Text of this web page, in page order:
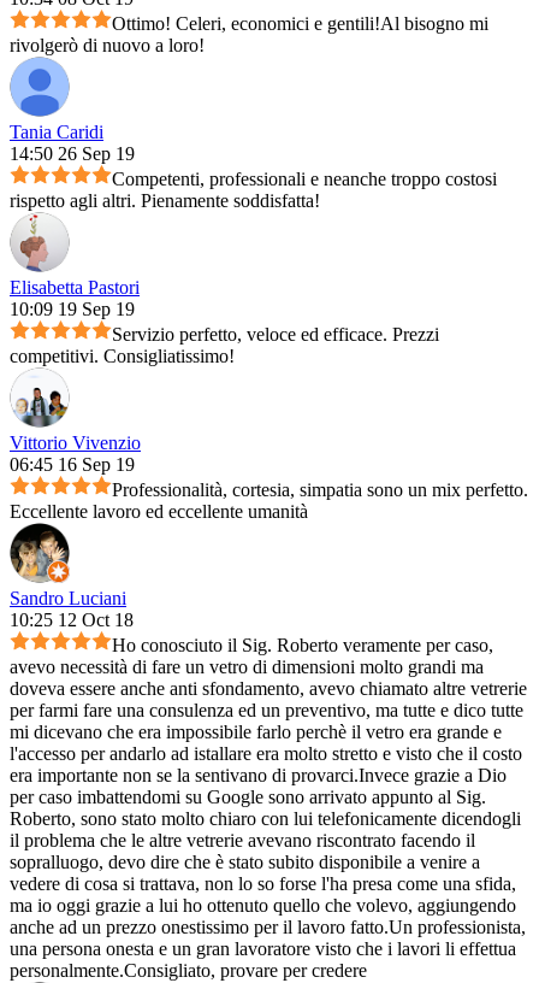
Ottimo! Celeri, economici e gentili!Al bisogno mi
rivolgerò di nuovo a loro!
Tania Caridi
14:50 26 Sep 19
Competenti, professionali e neanche troppo costosi
rispetto agli altri. Pienamente soddisfatta!
Elisabetta Pastori
10:09 19 Sep 19
Servizio perfetto, veloce ed efficace. Prezzi
competitivi. Consigliatissimo!
Vittorio Vivenzio
06:45 16 Sep 19
Professionalità, cortesia, simpatia sono un mix perfetto.
Eccellente lavoro ed eccellente umanità
Sandro Luciani
10:25 12 Oct 18
Ho conosciuto il Sig. Roberto veramente per caso,
avevo necessità di fare un vetro di dimensioni molto grandi ma
doveva essere anche anti sfondamento, avevo chiamato altre vetrerie
per farmi fare una consulenza ed un preventivo, ma tutte e dico tutte
mi dicevano che era impossibile farlo perchè il vetro era grande e
l'accesso per andarlo ad istallare era molto stretto e visto che il costo
era importante non se la sentivano di provarci.Invece grazie a Dio
per caso imbattendomi su Google sono arrivato appunto al Sig.
Roberto, sono stato molto chiaro con lui telefonicamente dicendogli
il problema che le altre vetrerie avevano riscontrato facendo il
sopralluogo, devo dire che è stato subito disponibile a venire a
vedere di cosa si trattava, non lo so forse l'ha presa come una sfida,
ma io oggi grazie a lui ho ottenuto quello che volevo, aggiungendo
anche ad un prezzo onestissimo per il lavoro fatto.Un professionista,
una persona onesta e un gran lavoratore visto che i lavori li effettua
personalmente.Consigliato, provare per credere